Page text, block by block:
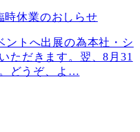
休業のおしらせ
ントへ出展の為本社・シ
ただきます。翌、8月31
どうぞ、よ …